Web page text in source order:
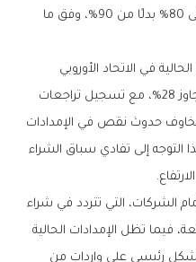
خفض مستهدف ملء المخزونات إلى 80% بدلًا من 90%، وفق ما
في الاتحاد الأوروبي
منخفضة بشكل غير معتاد، إذ لا تتجاوز 28%، مع تسجيل تراجعات
حدوث نقص في الإمدادات
إلى تفادي سباق الشراء
الشركات، التي تتردد في شراء
فيما تظل الإمدادات الحالية
رئيسي على واردات من